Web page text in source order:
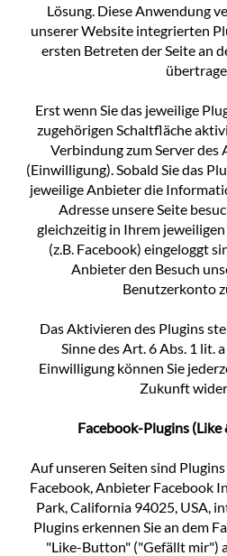
Lösung. Diese Anwendung
unserer Website integrierten
ersten Betreten der Seite an
Erst wenn Sie das jeweilige
zugehörigen Schaltfläche
Verbindung zum Server
(Einwilligung). Sobald Sie das
jeweilige Anbieter die
Adresse unsere Seite
gleichzeitig in Ihrem
(z.B. Facebook) eingeloggt
Anbieter den Besuch
Benutzerkonto
Das Aktivieren des Plugins
Sinne des Art. 6 Abs. 1 lit.
Einwilligung können Sie
Zukunft
Facebook-Plugins
Auf unseren Seiten sind
Facebook, Anbieter Facebook
Park, California 94025, USA,
Plugins erkennen Sie an dem
"Like-Button" ("Gefällt mir")